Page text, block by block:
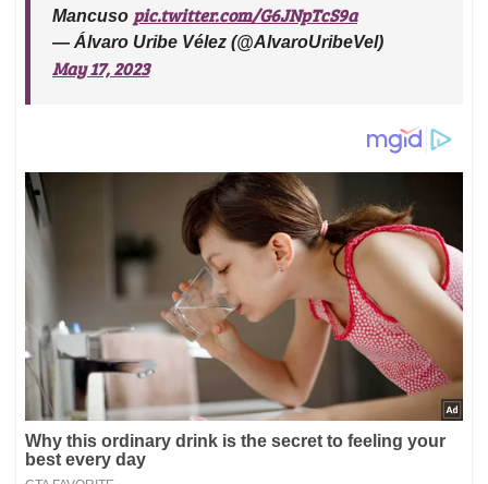
Mancuso pic.twitter.com/G6JNpTcS9a
— Álvaro Uribe Vélez (@AlvaroUribeVel)
May 17, 2023